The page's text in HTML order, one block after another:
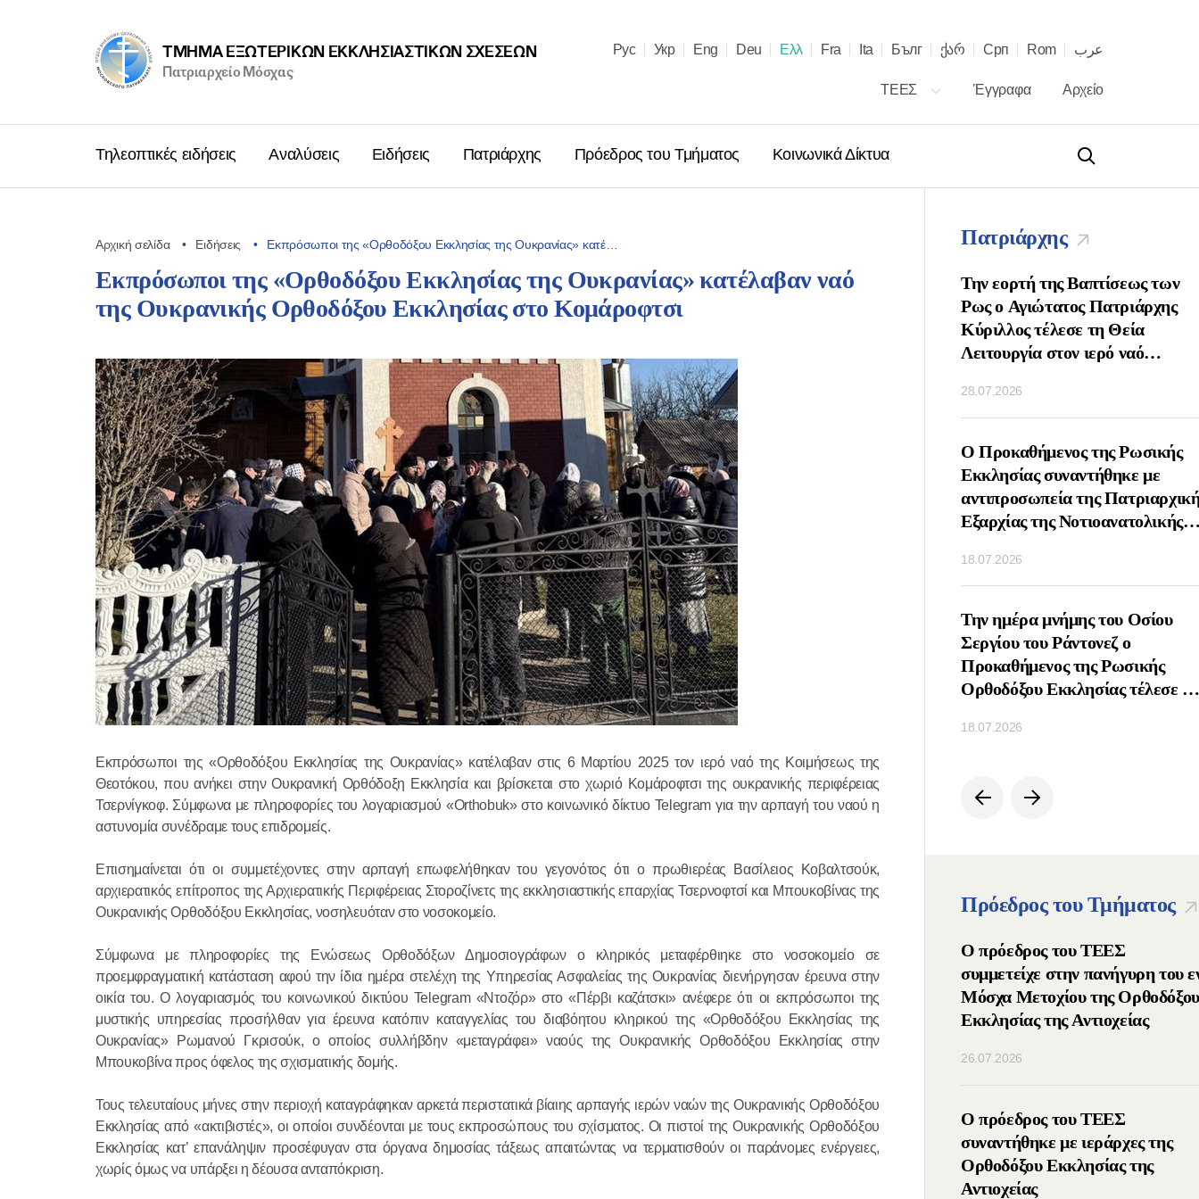
ΤΜΉΜΑ ΕΞΩΤΕΡΙΚΩΝ ΕΚΚΛΗΣΙΑΣΤΙΚΩΝ ΣΧΈΣΕΩΝ
Πατριαρχείο Μόσχας
Рус Укр Eng Deu Ελλ Fra Ita Бълг ქარ Срп Rom عرب
ΤΕΕΣ Έγγραφα Αρχείο
Τηλεοπτικές ειδήσεις Αναλύσεις Ειδήσεις Πατριάρχης Πρόεδρος του Τμήματος Κοινωνικά Δίκτυα
Αρχική σελίδα Ειδήσεις Εκπρόσωποι της «Ορθοδόξου Εκκλησίας της Ουκρανίας» κατέ…
Εκπρόσωποι της «Ορθοδόξου Εκκλησίας της Ουκρανίας» κατέλαβαν ναό
της Ουκρανικής Ορθοδόξου Εκκλησίας στο Κομάροφτσι
Εκπρόσωποι της «Ορθοδόξου Εκκλησίας της Ουκρανίας» κατέλαβαν στις 6 Μαρτίου 2025 τον ιερό ναό της Κοιμήσεως της
Θεοτόκου, που ανήκει στην Ουκρανική Ορθόδοξη Εκκλησία και βρίσκεται στο χωριό Κομάροφτσι της ουκρανικής περιφέρειας
Τσερνίγκοφ. Σύμφωνα με πληροφορίες του λογαριασμού «Orthobuk» στο κοινωνικό δίκτυο Telegram για την αρπαγή του ναού η
αστυνομία συνέδραμε τους επιδρομείς.
Επισημαίνεται ότι οι συμμετέχοντες στην αρπαγή επωφελήθηκαν του γεγονότος ότι ο πρωθιερέας Βασίλειος Κοβαλτσούκ,
αρχιερατικός επίτροπος της Αρχιερατικής Περιφέρειας Στοροζίνετς της εκκλησιαστικής επαρχίας Τσερνοφτσί και Μπουκοβίνας της
Ουκρανικής Ορθοδόξου Εκκλησίας, νοσηλευόταν στο νοσοκομείο.
Σύμφωνα με πληροφορίες της Ενώσεως Ορθοδόξων Δημοσιογράφων ο κληρικός μεταφέρθιηκε στο νοσοκομείο σε
προεμφραγματική κατάσταση αφού την ίδια ημέρα στελέχη της Υπηρεσίας Ασφαλείας της Ουκρανίας διενήργησαν έρευνα στην
οικία του. Ο λογαριασμός του κοινωνικού δικτύου Telegram «Ντοζόρ» στο «Πέρβι καζάτσκι» ανέφερε ότι οι εκπρόσωποι της
μυστικής υπηρεσίας προσήλθαν για έρευνα κατόπιν καταγγελίας του διαβόητου κληρικού της «Ορθοδόξου Εκκλησίας της
Ουκρανίας» Ρωμανού Γκρισούκ, ο οποίος συλλήβδην «μεταγράφει» ναούς της Ουκρανικής Ορθοδόξου Εκκλησίας στην
Μπουκοβίνα προς όφελος της σχισματικής δομής.
Τους τελευταίους μήνες στην περιοχή καταγράφηκαν αρκετά περιστατικά βίαιης αρπαγής ιερών ναών της Ουκρανικής Ορθοδόξου
Εκκλησίας από «ακτιβιστές», οι οποίοι συνδέονται με τους εκπροσώπους του σχίσματος. Οι πιστοί της Ουκρανικής Ορθοδόξου
Εκκλησίας κατ’ επανάληψιν προσέφυγαν στα όργανα δημοσίας τάξεως απαιτώντας να τερματισθούν οι παράνομες ενέργειες,
χωρίς όμως να υπάρξει η δέουσα ανταπόκριση.
Πατριάρχης
Μήνυμα ἐπὶ τῇ ἑορτῇ τῶν
06.01.2026
Ο Αγιώτατος Πατριάρχης
Κύριλλος συναντήθηκε με τον
Γάλλο κοινωνικό παράγοντα Πιέρ
ντε Γκωλ
18.12.2025
Πραγματοποιήθηκε τηλεφωνική
συνομιλία μεταξύ των
Προκαθημένων των Ορθοδόξων
Εκκλησιών Ρωσίας και Σερβίας
18.12.2025
Την εορτή της Βαπτίσεως των
Ρως ο Αγιώτατος Πατριάρχης
Κύριλλος τέλεσε τη Θεία
Λειτουργία στον ιερό ναό
Κρεμλίνο της Μόσχας
28.07.2026
Ο Προκαθήμενος της Ρωσικής
Εκκλησίας συναντήθηκε με
αντιπροσωπεία της
Εξαρχίας της Νοτιοανατολικής
18.07.2026
Την ημέρα μνήμης του Οσίου
Σεργίου του Ράντονεζ ο
Προκαθήμενος της Ρωσικής
Ορθοδόξου Εκκλησίας τέλεσε τη
Αγίας Τριάδος και του Αγίου
18.07.2026
Πρόεδρος του Τμήματος
Ο Αγιώτατος Πατριάρχης
Κύριλλος συμμετείχε στις ΙΔ΄
Χριστουγεννιάτικες
Κοινοβουλευτικές Συναντήσεις
στο Συμβούλιο της Ομοσπονδίας
Πραγματοποιήθηκε τηλεφωνική
συνομιλία μεταξύ των
Ο πρόεδρος του ΤΕΕΣ
συμμετείχε στην πανήγυρη του
Μόσχα Μετοχίου της Ορθοδόξου
Εκκλησίας της Αντιοχείας
26.07.2026
Ο πρόεδρος του ΤΕΕΣ
συναντήθηκε με ιεράρχες της
Ορθοδόξου Εκκλησίας της
Αντιοχείας